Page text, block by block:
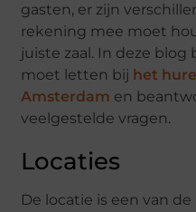
gasten, er zijn
rekening mee moet
juiste zaal. In deze
moet letten bij het
Amsterdam en
veelgestelde vragen.
Locaties
De locatie is een van